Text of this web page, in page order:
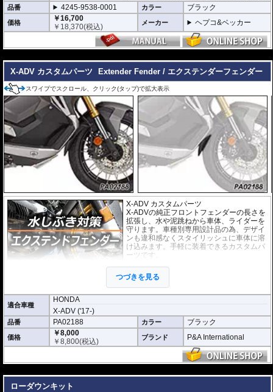
品番 4245-9538-0001 カラー ブラック
価格
￥16,700
￥ 18,370(税込) メーカー ヘプコ&ベッカー
X-ADV カスタムパーツ Extender Fender / エクステンダーフェンダー
スワイプでスクロール、クリック(タップ)で拡大表示
X-ADV カスタムパーツ
X-ADVの純正フロントフェンダーの長さを
拡張し、水や泥跳ねから車体、ライダーを
守ります。車種別専用設計品の為、デザイ
ンも違和感なくスタイリッシュに車体に溶
け込みます。手軽に装着できるカスタムパ
ーツです。
取付は付属の強力粘着シートを使い、簡単
に行えます。通常使用での脱落は心配あり
ませんが、取付作業の不備(洗浄、脱脂不十
分)等においてはこの限りではありません。ビスまたはトリムクリップが付属し
ているパッケージについてはこれらの使用を強く推奨いたします。使用されて
いない場合の脱落による保証は致しかねます。
どのような効果があるパーツですか？
X-ADVの純正フロントフェンダーの長さを拡張し、水や泥跳ねから車体、ライ
ダーを強力に守ります。
※写真はイメージです。車種により、フェンダーのデザインは多少異なりま
す。
つづきを見る
適合車種
HONDA
X-ADV ('17-)
品番 PA02188 カラー ブラック
価格
￥8,000
￥8,800(税込) ブランド P&A International
ローダウンキット